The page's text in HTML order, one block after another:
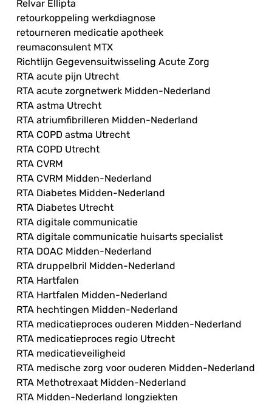
Relvar Ellipta
retourkoppeling werkdiagnose
retourneren medicatie apotheek
reumaconsulent MTX
Richtlijn Gegevensuitwisseling Acute Zorg
RTA acute pijn Utrecht
RTA acute zorgnetwerk Midden-Nederland
RTA astma Utrecht
RTA atriumfibrilleren Midden-Nederland
RTA COPD astma Utrecht
RTA COPD Utrecht
RTA CVRM
RTA CVRM Midden-Nederland
RTA Diabetes Midden-Nederland
RTA Diabetes Utrecht
RTA digitale communicatie
RTA digitale communicatie huisarts specialist
RTA DOAC Midden-Nederland
RTA druppelbril Midden-Nederland
RTA Hartfalen
RTA Hartfalen Midden-Nederland
RTA hechtingen Midden-Nederland
RTA medicatieproces ouderen Midden-Nederland
RTA medicatieproces regio Utrecht
RTA medicatieveiligheid
RTA medische zorg voor ouderen Midden-Nederland
RTA Methotrexaat Midden-Nederland
RTA Midden-Nederland longziekten